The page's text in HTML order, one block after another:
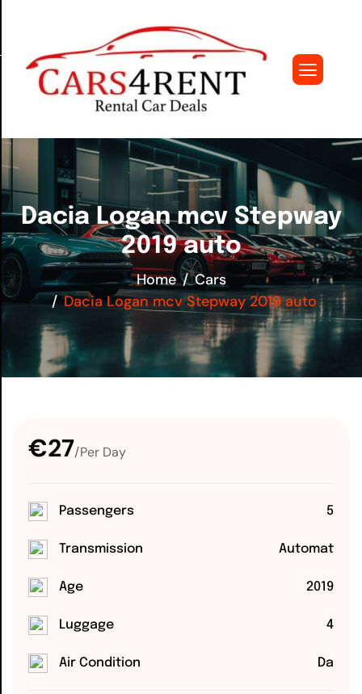
Dacia Logan mcv Stepway
2019 auto
Home
Cars
Dacia Logan mcv Stepway 2019 auto
€27/Per Day
Passengers 5
Transmission Automat
Age 2019
Luggage 4
Air Condition Da